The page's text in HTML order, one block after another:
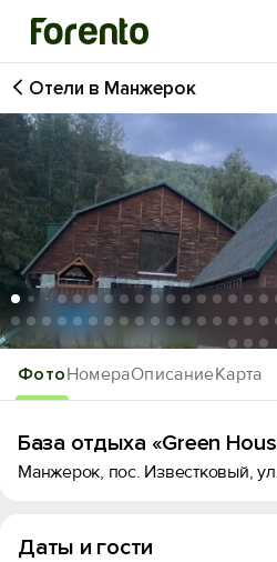
Войти
Избранное
История просмотра
Добавить свой объект
ФотоНомераОписаниеКарта
Отели в Манжерок
База отдыха «Green
Манжерок, пос. Известковый,
Даты и гости